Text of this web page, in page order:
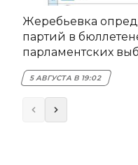
Жеребьевка
партий в
парламентских
5 АВГУСТА В 19:02